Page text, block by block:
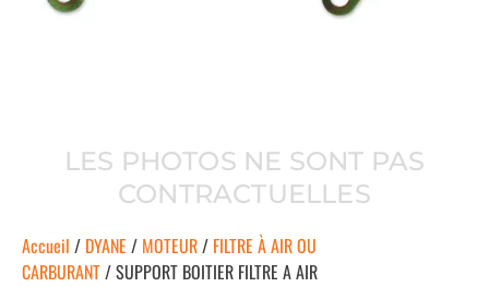
LES PHOTOS NE SONT PAS
CONTRACTUELLES
Accueil / DYANE / MOTEUR/ FILTRE À AIR OU
CARBURANT/ SUPPORT BOITIER FILTRE A AIR